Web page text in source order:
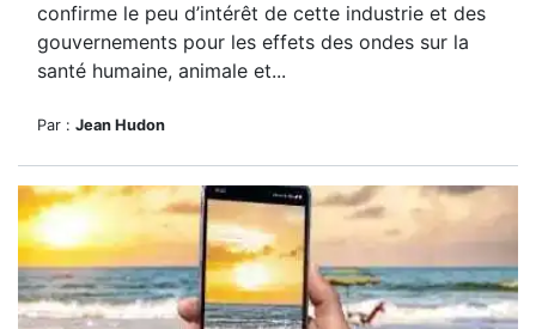
confirme le peu d’intérêt de cette industrie et des
gouvernements pour les effets des ondes sur la
santé humaine, animale et...
Par : Jean Hudon